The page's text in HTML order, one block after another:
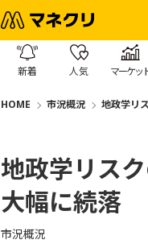
新着 人気 マーケッ
HOME 市況概況 地政学リ
地政学リス
大幅に続落
市況概況